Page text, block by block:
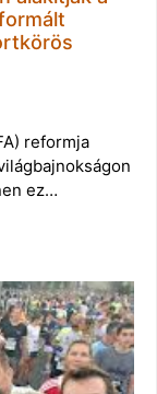
reformja
ez…